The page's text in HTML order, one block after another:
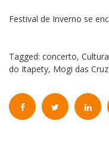
Festival de Inverno se
Tagged: concerto,
do Itapety, Mogi das